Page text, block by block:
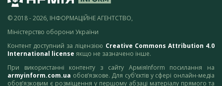
© 2018 - 2026, ІНФОРМАЦІЙНЕ АГЕНТСТВО,
Міністерство оборони України
Контент доступний за ліцензією Creative Commons Attribution 4.0
International license якщо не зазначено інше.
При використанні контенту з сайту АрміяInform посилання на
armyinform.com.ua обов’язкове. Для суб’єктів у сфері онлайн-медіа
обов’язковим є розміщення у першому абзаці матеріалу прямого та